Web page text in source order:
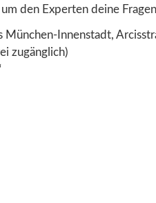
den Experten deine
München-Innenstadt,
zugänglich)